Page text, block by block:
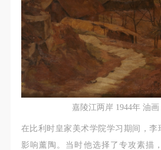
嘉陵江两岸 1944年 油画
在比利时皇家美术学院学习期间，李
影响薰陶。当时他选择了专攻素描